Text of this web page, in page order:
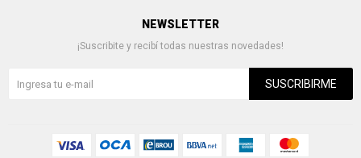
NEWSLETTER
¡Suscribite y recibí todas nuestras novedades!
SUSCRIBIRME